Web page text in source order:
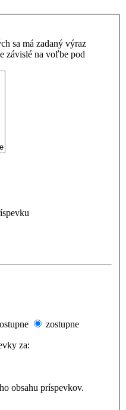
sa má zadaný výraz
závislé na voľbe pod
zostupne
za:
obsahu príspevkov.